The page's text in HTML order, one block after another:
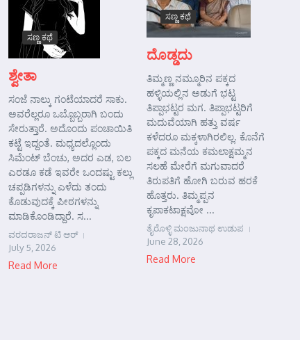
ಸಣ್ಣ ಕಥೆ
ಶ್ವೇತಾ
ಸಂಜೆ ನಾಲ್ಕು ಗಂಟೆಯಾದರೆ ಸಾಕು.
ಅವರೆಲ್ಲರೂ ಒಬ್ಬೊಬ್ಬರಾಗಿ ಬಂದು
ಸೇರುತ್ತಾರೆ. ಅದೊಂದು ಪಂಚಾಯಿತಿ
ಕಟ್ಟೆ ಇದ್ದಂತೆ. ಮಧ್ಯದಲ್ಲೊಂದು
ಸಿಮೆಂಟ್ ಬೆಂಚು, ಅದರ ಎಡ, ಬಲ
ಎರಡೂ ಕಡೆ ಇವರೇ ಒಂದಷ್ಟು ಕಲ್ಲು
ಚಪ್ಪಡಿಗಳನ್ನು ಎಳೆದು ತಂದು
ಕೊಡುವುದಕ್ಕೆ ಪೀಠಗಳನ್ನು
ಮಾಡಿಕೊಂಡಿದ್ದಾರೆ. ಸ...
ವರದರಾಜನ್ ಟಿ ಆರ್
July 5, 2026
Read More
ಸಣ್ಣ ಕಥೆ
ದೊಡ್ಡದು
ತಿಮ್ಮಣ್ಣ ನಮ್ಮೂರಿನ ಪಕ್ಕದ
ಹಳ್ಳಿಯಲ್ಲಿನ ಅಡುಗೆ ಭಟ್ಟ
ತಿಪ್ಪಾಭಟ್ಟರ ಮಗ. ತಿಪ್ಪಾಭಟ್ಟರಿಗೆ
ಮದುವೆಯಾಗಿ ಹತ್ತು ವರ್ಷ
ಕಳೆದರೂ ಮಕ್ಕಳಾಗಿರಲಿಲ್ಲ. ಕೊನೆಗೆ
ಪಕ್ಕದ ಮನೆಯ ಕಮಲಾಕ್ಷಮ್ಮನ
ಸಲಹೆ ಮೇರೆಗೆ ಮಗುವಾದರೆ
ತಿರುಪತಿಗೆ ಹೋಗಿ ಬರುವ ಹರಕೆ
ಹೊತ್ತರು. ತಿಮ್ಮಪ್ಪನ
ಕೃಪಾಕಟಾಕ್ಷವೋ ...
ತೈರೊಳ್ಳಿ ಮಂಜುನಾಥ ಉಡುಪ
June 28, 2026
Read More